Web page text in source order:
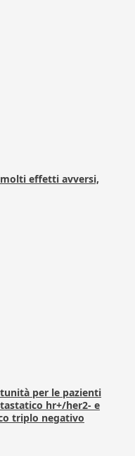
effetti avversi,
per le pazienti
hr+/her2- e
triplo negativo